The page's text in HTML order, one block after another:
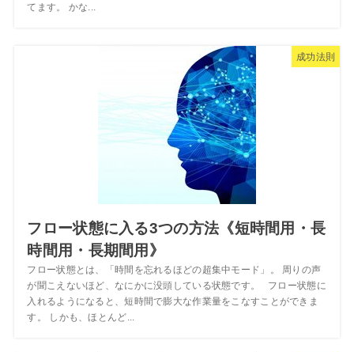
てます。 かな...
成功法則
フロー状態に入る3つの方法《短時間用・長
時間用・長期間用》
フロー状態とは、「時間を忘れるほどの超集中モード」。 周りの声
が聞こえないほど、なにかに没頭している状態です。 フロー状態に
入れるようになると、短時間で膨大な作業量をこなすことができま
す。 しかも、ほとんど...